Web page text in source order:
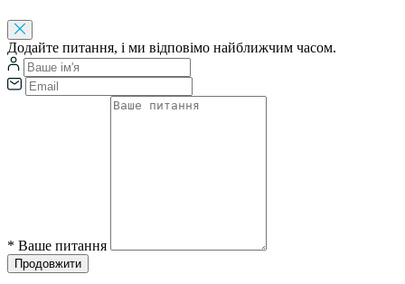
Додайте питання, і ми відповімо найближчим часом.
* Ваше питання
Продовжити